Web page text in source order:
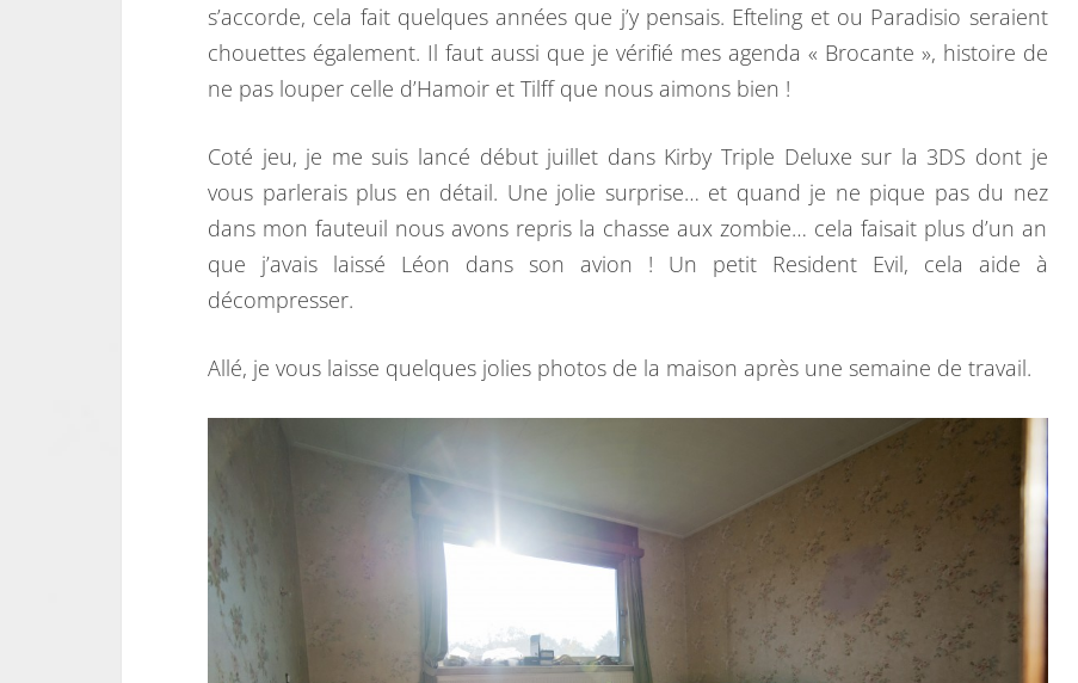
s’accorde, cela fait quelques années que j’y pensais. Efteling et ou Paradisio seraient
chouettes également. Il faut aussi que je vérifié mes agenda « Brocante », histoire de
ne pas louper celle d’Hamoir et Tilff que nous aimons bien !
Coté jeu, je me suis lancé début juillet dans Kirby Triple Deluxe sur la 3DS dont je
vous parlerais plus en détail. Une jolie surprise… et quand je ne pique pas du nez
dans mon fauteuil nous avons repris la chasse aux zombie… cela faisait plus d’un an
que j’avais laissé Léon dans son avion ! Un petit Resident Evil, cela aide à
décompresser.
Allé, je vous laisse quelques jolies photos de la maison après une semaine de travail.